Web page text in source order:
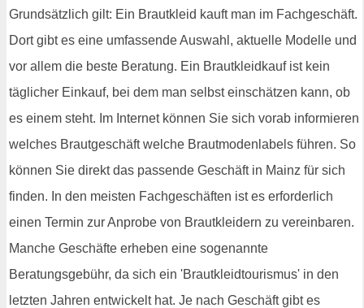
Grundsätzlich gilt: Ein Brautkleid kauft man im Fachgeschäft.
Dort gibt es eine umfassende Auswahl, aktuelle Modelle und
vor allem die beste Beratung. Ein Brautkleidkauf ist kein
täglicher Einkauf, bei dem man selbst einschätzen kann, ob
es einem steht. Im Internet können Sie sich vorab informieren
welches Brautgeschäft welche Brautmodenlabels führen. So
können Sie direkt das passende Geschäft in Mainz für sich
finden. In den meisten Fachgeschäften ist es erforderlich
einen Termin zur Anprobe von Brautkleidern zu vereinbaren.
Manche Geschäfte erheben eine sogenannte
Beratungsgebühr, da sich ein 'Brautkleidtourismus' in den
letzten Jahren entwickelt hat. Je nach Geschäft gibt es